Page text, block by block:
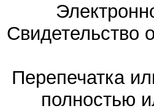
Перепечатка
полностью